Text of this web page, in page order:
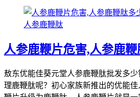
人参鹿鞭肽
人参鹿鞭片危害,人参鹿
敖东优能佳葵元堂人参鹿鞭肽批发多
理鹿鞭肽呢？初心家族新推出的优能